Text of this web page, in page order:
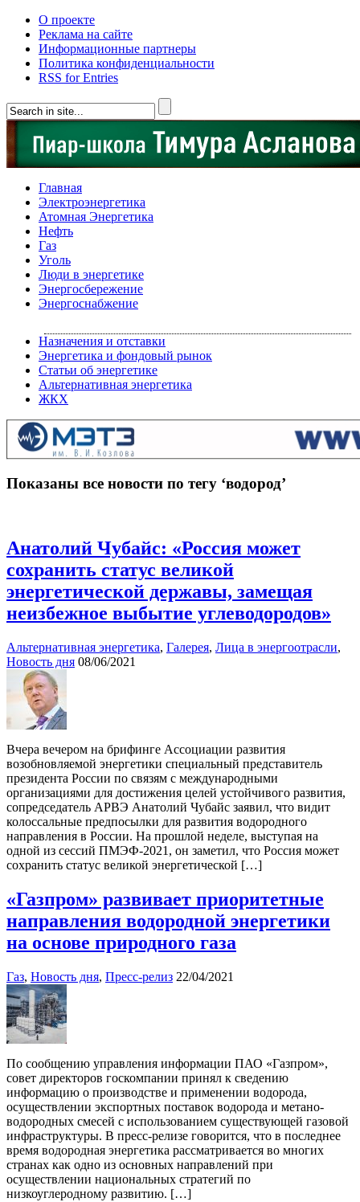
О проекте
Реклама на сайте
Информационные партнеры
Политика конфиденциальности
RSS for Entries
Главная
Электроэнергетика
Атомная Энергетика
Нефть
Газ
Уголь
Люди в энергетике
Энергосбережение
Энергоснабжение
Назначения и отставки
Энергетика и фондовый рынок
Статьи об энергетике
Альтернативная энергетика
ЖКХ
Показаны все новости по тегу ‘водород’
Анатолий Чубайс: «Россия может
сохранить статус великой
энергетической державы, замещая
неизбежное выбытие углеводородов»
Альтернативная энергетика, Галерея, Лица в энергоотрасли,
Новость дня 08/06/2021
Вчера вечером на брифинге Ассоциации развития
возобновляемой энергетики специальный представитель
президента России по связям с международными
организациями для достижения целей устойчивого развития,
сопредседатель АРВЭ Анатолий Чубайс заявил, что видит
колоссальные предпосылки для развития водородного
направления в России. На прошлой неделе, выступая на
одной из сессий ПМЭФ-2021, он заметил, что Россия может
сохранить статус великой энергетической […]
«Газпром» развивает приоритетные
направления водородной энергетики
на основе природного газа
Газ, Новость дня, Пресс-релиз 22/04/2021
По сообщению управления информации ПАО «Газпром»,
совет директоров госкомпании принял к сведению
информацию о производстве и применении водорода,
осуществлении экспортных поставок водорода и метано-
водородных смесей с использованием существующей газовой
инфраструктуры. В пресс-релизе говорится, что в последнее
время водородная энергетика рассматривается во многих
странах как одно из основных направлений при
осуществлении национальных стратегий по
низкоуглеродному развитию. […]